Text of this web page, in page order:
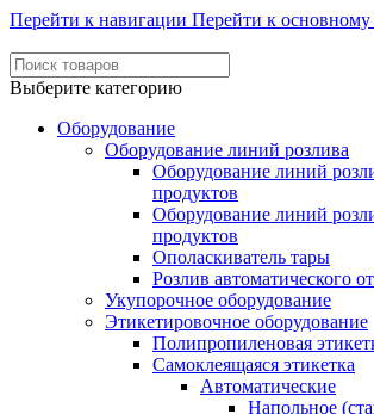
Перейти к навигации Перейти к
Выберите категорию
Оборудование
Оборудование линий розлива
Оборудование линий
продуктов
Оборудование линий
продуктов
Ополаскиватель тары
Розлив автоматического
Укупорочное оборудование
Этикетировочное оборудование
Полипропиленовая
Самоклеящаяся этикетка
Автоматические
Напольное